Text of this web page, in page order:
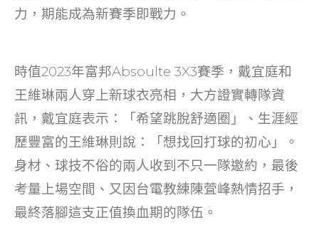
力，期能成為新賽季即戰力。
時值2023年富邦Absoulte 3X3賽季，戴宜庭和
王維琳兩人穿上新球衣亮相，大方證實轉隊資
訊，戴宜庭表示：「希望跳脫舒適圈」、生涯經
歷豐富的王維琳則說：「想找回打球的初心」。
身材、球技不俗的兩人收到不只一隊邀約，最後
考量上場空間、又因台電教練陳萓峰熱情招手，
最終落腳這支正值換血期的隊伍。